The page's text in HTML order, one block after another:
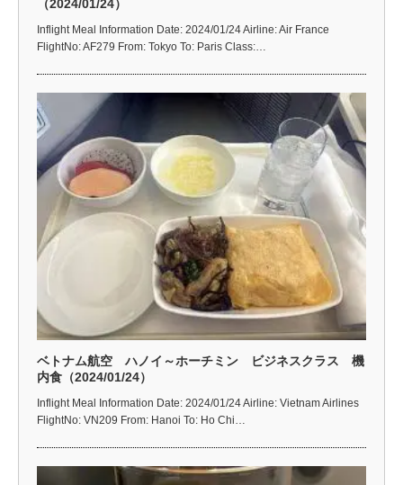
（2024/01/24）
Inflight Meal Information Date: 2024/01/24 Airline: Air France
FlightNo: AF279 From: Tokyo To: Paris Class:…
ベトナム航空 ハノイ～ホーチミン ビジネスクラス 機
内食（2024/01/24）
Inflight Meal Information Date: 2024/01/24 Airline: Vietnam Airlines
FlightNo: VN209 From: Hanoi To: Ho Chi…